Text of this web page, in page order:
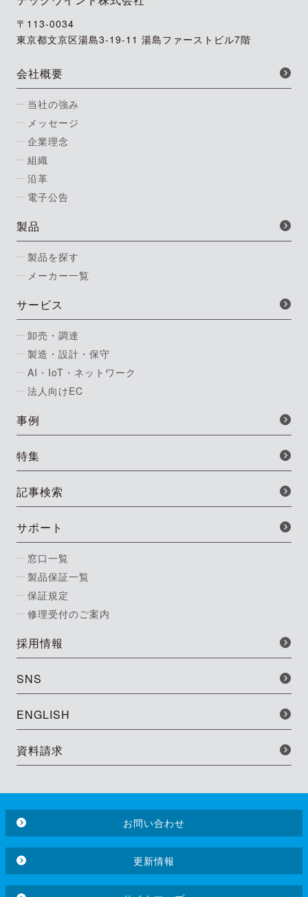
〒113-0034
東京都文京区湯島3-19-11 湯島ファーストビル7階
会社概要
当社の強み
メッセージ
企業理念
組織
沿革
電子公告
製品
製品を探す
メーカー一覧
サービス
卸売・調達
製造・設計・保守
AI・IoT・ネットワーク
法人向けEC
事例
特集
記事検索
サポート
窓口一覧
製品保証一覧
保証規定
修理受付のご案内
採用情報
SNS
ENGLISH
資料請求
お問い合わせ
更新情報